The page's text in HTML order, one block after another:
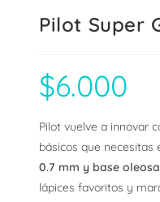
Pilot Super
$6.000
Pilot vuelve a innovar
básicos que necesitas
0.7 mm y base oleosa
lápices favoritos y